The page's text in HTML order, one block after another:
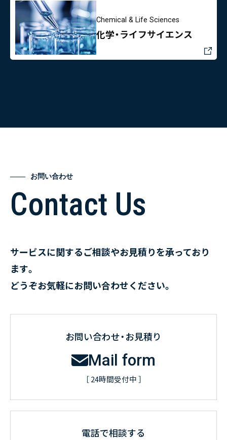
Chemical & Life Sciences
化学・ライフサイエンス
お問い合わせ
Contact Us
サービスに関するご相談やお見積りを承っており
ます。
どうぞお気軽にお問い合わせください。
お問い合わせ・お見積り
Mail form
［ 24時間受付中 ］
電話で相談する